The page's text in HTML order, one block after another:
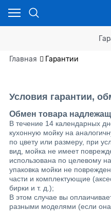
Главная Гарантии
Условия гарантии,
Обмен товара
В течение 14 календарных
кухонную мойку на
по цвету или размеру, при
вид, мойка не имеет
использована по целевому
упаковка мойки не
части и комплектующие
бирки и т. д.);
В этом случае вы
разными моделями (если она